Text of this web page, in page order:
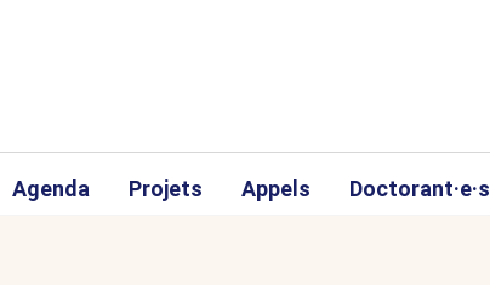
Agenda Projets Appels Doctorant·e·s